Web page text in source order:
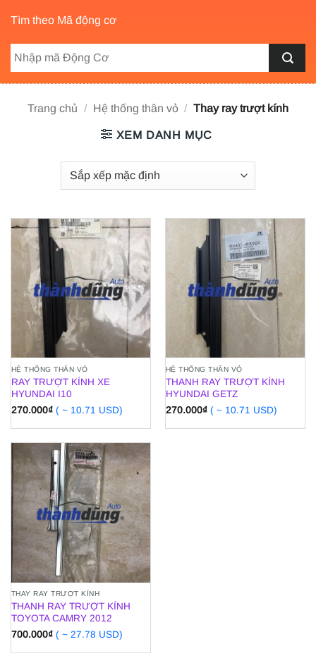
Tìm theo Mã động cơ
Trang chủ / Hệ thống thân vỏ / Thay ray trượt kính
XEM DANH MỤC
HỆ THỐNG THÂN VỎ
RAY TRƯỢT KÍNH XE
HYUNDAI I10
270.000₫ ( ~ 10.71 USD)
HỆ THỐNG THÂN VỎ
THANH RAY TRƯỢT KÍNH
HYUNDAI GETZ
270.000₫ ( ~ 10.71 USD)
THAY RAY TRƯỢT KÍNH
THANH RAY TRƯỢT KÍNH
TOYOTA CAMRY 2012
700.000₫ ( ~ 27.78 USD)